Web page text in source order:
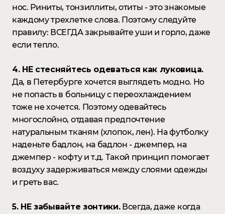
нос. Риниты, тонзиллиты, отиты - это знакомые
каждому трехлетке слова. Поэтому следуйте
правилу: ВСЕГДА закрывайте уши и горло, даже
если тепло.
4. НЕ стесняйтесь одеваться как луковица.
Да, в Петербурге хочется выглядеть модно. Но
не попасть в больницу с переохлаждением
тоже не хочется. Поэтому одевайтесь
многослойно, отдавая предпочтение
натуральным тканям (хлопок, лен). На футболку
наденьте бадлон, на бадлон - джемпер, на
джемпер - кофту и т.д. Такой принцип помогает
воздуху задерживаться между слоями одежды
и греть вас.
5. НЕ забывайте зонтики.Всегда, даже когда